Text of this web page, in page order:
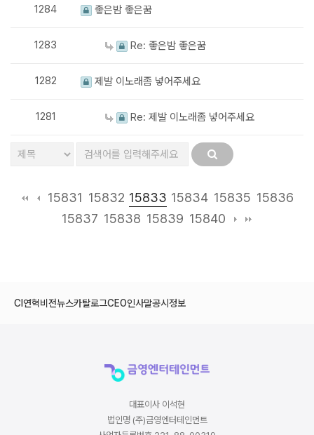
1284 좋은밤 좋은꿈
1283 Re: 좋은밤 좋은꿈
1282 제발 이노래좀 넣어주세요
1281 Re: 제발 이노래좀 넣어주세요
15831 15832 15833 15834 15835 15836
15837 15838 15839 15840
CI 연혁비전뉴스카탈로그CEO인사말공시정보
대표이사 이석현
법인명 (주)금영엔터테인먼트